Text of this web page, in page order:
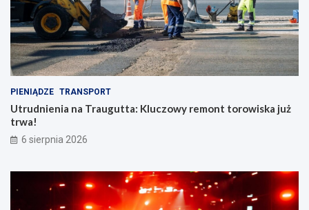
PIENIĄDZE TRANSPORT
Utrudnienia na Traugutta: Kluczowy remont torowiska już
trwa!
6 sierpnia 2026